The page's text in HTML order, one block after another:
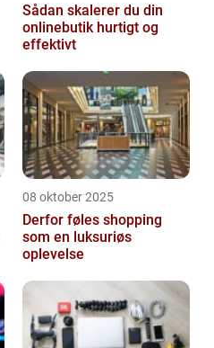
Sådan skalerer du din
onlinebutik hurtigt og
effektivt
08 oktober 2025
Derfor føles shopping
som en luksuriøs
oplevelse